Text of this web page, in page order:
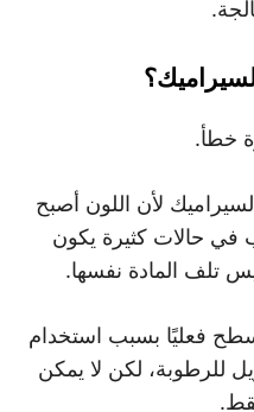
خطأ.
لأن اللون أصبح
في حالات كثيرة يكون
تلف المادة نفسها.
فعليًا بسبب استخدام
للرطوبة، لكن لا يمكن